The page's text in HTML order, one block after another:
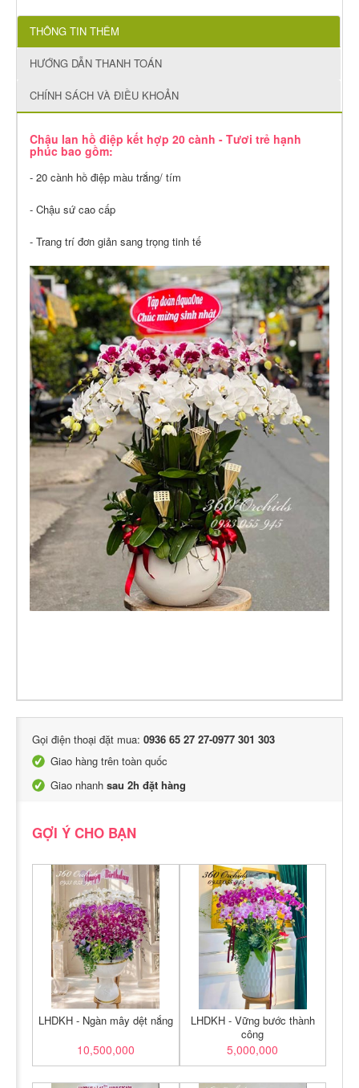
THÔNG TIN THÊM
HƯỚNG DẪN THANH TOÁN
CHÍNH SÁCH VÀ ĐIỀU KHOẢN
Chậu lan hồ điệp kết hợp 20 cành - Tươi trẻ hạnh
phúc bao gồm:
- 20 cành hồ điệp màu trắng/ tím
- Chậu sứ cao cấp
- Trang trí đơn giản sang trọng tinh tế
Gọi điện thoại đặt mua: 0936 65 27 27-0977 301 303
Giao hàng trên toàn quốc
Giao nhanh sau 2h đặt hàng
GỢI Ý CHO BẠN
LHDKH - Ngàn mây dệt nắng
10,500,000
LHDKH - Vững bước thành
công
5,000,000